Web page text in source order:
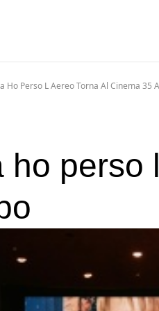
Ho Perso L Aereo Torna Al Cinema 35
ho perso